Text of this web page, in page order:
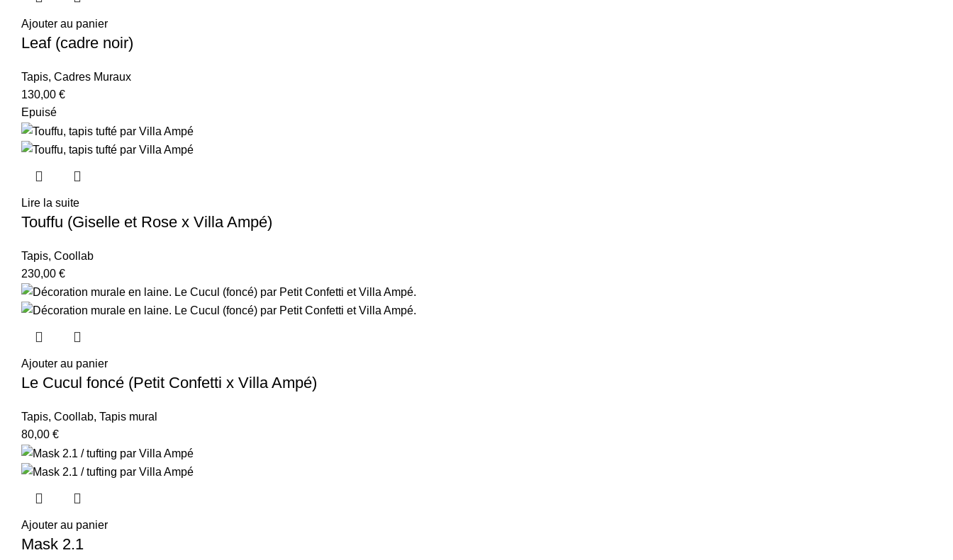
Ajouter au panier
Leaf (cadre noir)
Tapis, Cadres Muraux
130,00 €
Epuisé
Lire la suite
Touffu (Giselle et Rose x Villa Ampé)
Tapis, Coollab
230,00 €
Ajouter au panier
Le Cucul foncé (Petit Confetti x Villa Ampé)
Tapis, Coollab, Tapis mural
80,00 €
Ajouter au panier
Mask 2.1